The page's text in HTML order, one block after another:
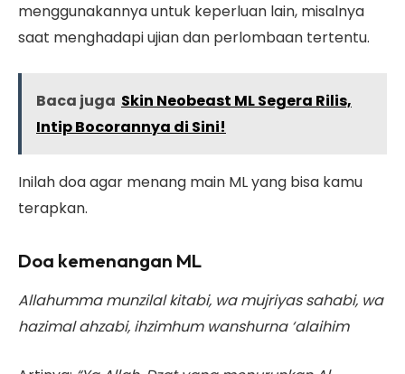
menggunakannya untuk keperluan lain, misalnya
saat menghadapi ujian dan perlombaan tertentu.
Baca juga Skin Neobeast ML Segera Rilis,
Intip Bocorannya di Sini!
Inilah doa agar menang main ML yang bisa kamu
terapkan.
Doa kemenangan ML
Allahumma munzilal kitabi, wa mujriyas sahabi, wa
hazimal ahzabi, ihzimhum wanshurna ‘alaihim